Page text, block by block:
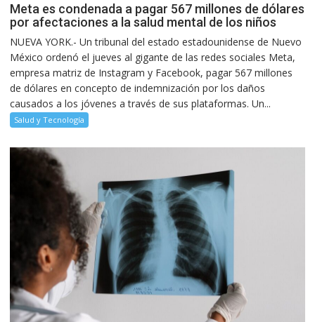
Meta es condenada a pagar 567 millones de dólares
por afectaciones a la salud mental de los niños
NUEVA YORK.- Un tribunal del estado estadounidense de Nuevo
México ordenó el jueves al gigante de las redes sociales Meta,
empresa matriz de Instagram y Facebook, pagar 567 millones
de dólares en concepto de indemnización por los daños
causados a los jóvenes a través de sus plataformas. Un...
Salud y Tecnología